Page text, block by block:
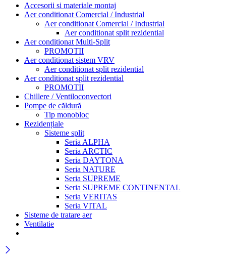
Accesorii si materiale montaj
Aer conditionat Comercial / Industrial
Aer conditionat Comercial / Industrial
Aer conditionat split rezidential
Aer conditionat Multi-Split
PROMOTII
Aer conditionat sistem VRV
Aer conditionat split rezidential
Aer conditionat split rezidential
PROMOTII
Chillere / Ventiloconvectori
Pompe de căldură
Tip monobloc
Rezidențiale
Sisteme split
Seria ALPHA
Seria ARCTIC
Seria DAYTONA
Seria NATURE
Seria SUPREME
Seria SUPREME CONTINENTAL
Seria VERITAS
Seria VITAL
Sisteme de tratare aer
Ventilatie